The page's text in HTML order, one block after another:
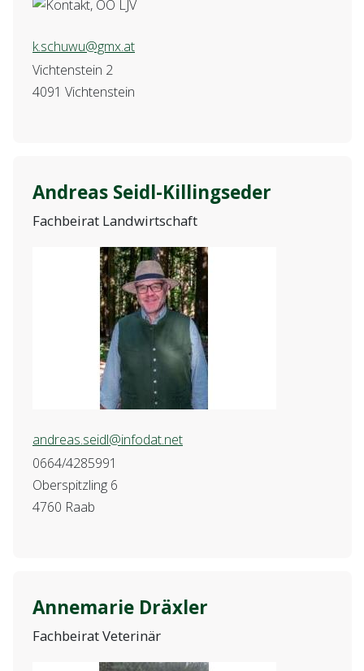
k.schuwu@gmx.at
Vichtenstein 2
4091 Vichtenstein
Andreas Seidl-Killingseder
Fachbeirat Landwirtschaft
andreas.seidl@infodat.net
0664/4285991
Oberspitzling 6
4760 Raab
Annemarie Dräxler
Fachbeirat Veterinär